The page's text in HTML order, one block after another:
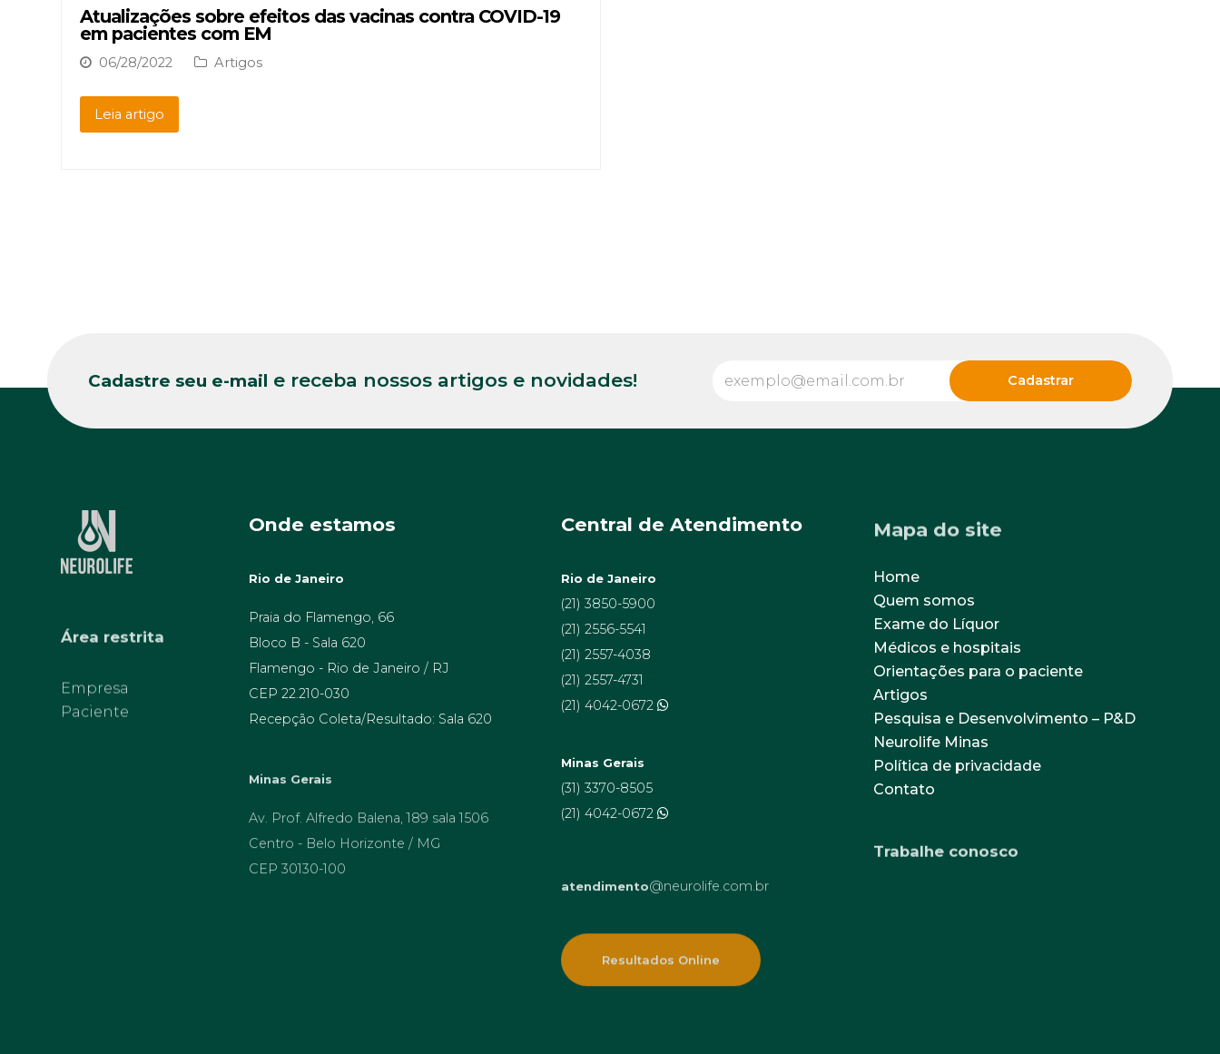
Atualizações sobre efeitos das vacinas contra COVID-19
em pacientes com EM
06/28/2022 Artigos
Leia artigo
Cadastre seu e-mail e receba nossos artigos e novidades!
Paciente
Onde estamos
Rio de Janeiro
Praia do Flamengo, 66
Bloco B - Sala 620
Flamengo - Rio de Janeiro / RJ
CEP 22.210-030
Recepção Coleta/Resultado: Sala 620
Centro - Belo Horizonte / MG
CEP 30130-100
Central de Atendimento
Rio de Janeiro
(21) 3850-5900
(21) 2556-5541
(21) 2557-4038
(21) 2557-4731
(21) 4042-0672
Minas Gerais
(31) 3370-8505
(21) 4042-0672
atendimento@neurolife.com.br
Mapa do site
Home
Quem somos
Exame do Líquor
Médicos e hospitais
Orientações para o paciente
Artigos
Pesquisa e Desenvolvimento – P&D
Neurolife Minas
Política de privacidade
Contato
Trabalhe conosco